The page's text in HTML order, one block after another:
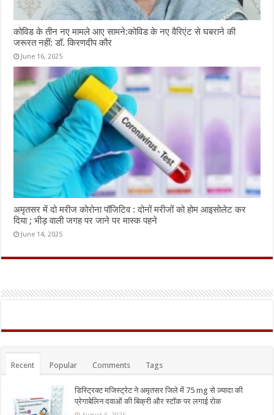
कोविड के तीन नए मामले आए सामने:कोविड के नए वैरिएंट से घबराने की
जरूरत नहीं: डॉ. किरणदीप कौर
June 16, 2025
अमृतसर में दो मरीज कोरोना पॉजिटिव : दोनों मरीजों को होम आइसोलेट कर
दिया ; भीड़ वाली जगह पर जाने पर मास्क पहने
June 14, 2025
Recent Popular Comments Tags
डिस्ट्रिक्ट मजिस्ट्रेट ने अमृतसर जिले में 75 mg से ज़्यादा की
प्रेगाबेलिन दवाओं की बिक्री और स्टॉक पर लगाई रोक